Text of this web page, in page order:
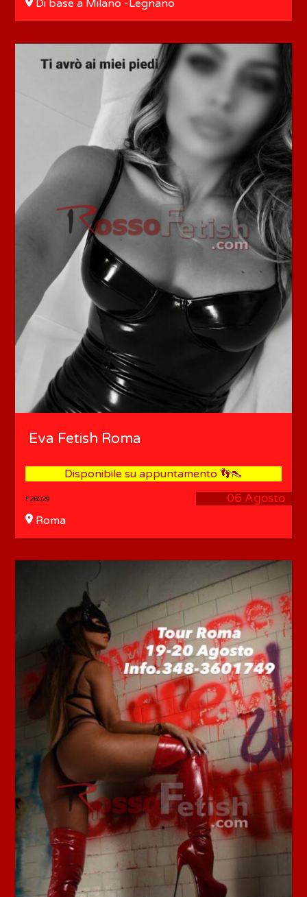
Di base a Milano -Legnano
Eva Fetish Roma
Disponibile su appuntamento 👣👠
06 Agosto
F26029
Roma